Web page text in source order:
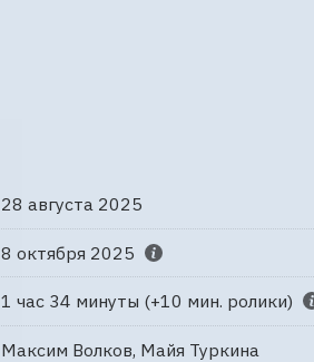
28 августа 2025
8 октября 2025
1 час 34 минуты (+10 мин. ролики)
Максим Волков, Майя Туркина